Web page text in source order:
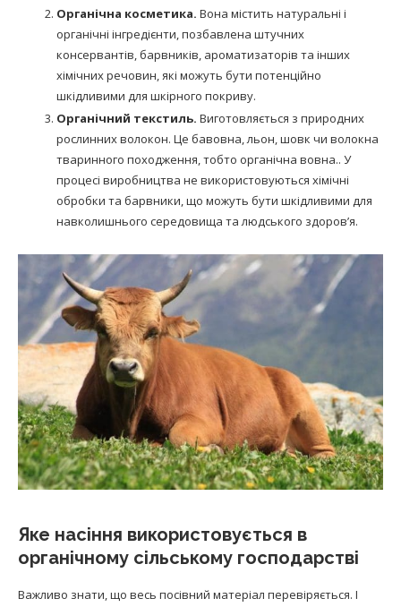
Органічна косметика. Вона містить натуральні і
органічні інгредієнти, позбавлена штучних
консервантів, барвників, ароматизаторів та інших
хімічних речовин, які можуть бути потенційно
шкідливими для шкірного покриву.
Органічний текстиль. Виготовляється з природних
рослинних волокон. Це бавовна, льон, шовк чи волокна
тваринного походження, тобто органічна вовна.. У
процесі виробництва не використовуються хімічні
обробки та барвники, що можуть бути шкідливими для
навколишнього середовища та людського здоров’я.
Яке насіння використовується в
органічному сільському господарстві
Важливо знати, що весь посівний матеріал перевіряється. І